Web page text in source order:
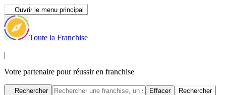
Ouvrir le menu principal
Toute la Franchise
|
Votre partenaire pour réussir en franchise
Rechercher Effacer Rechercher